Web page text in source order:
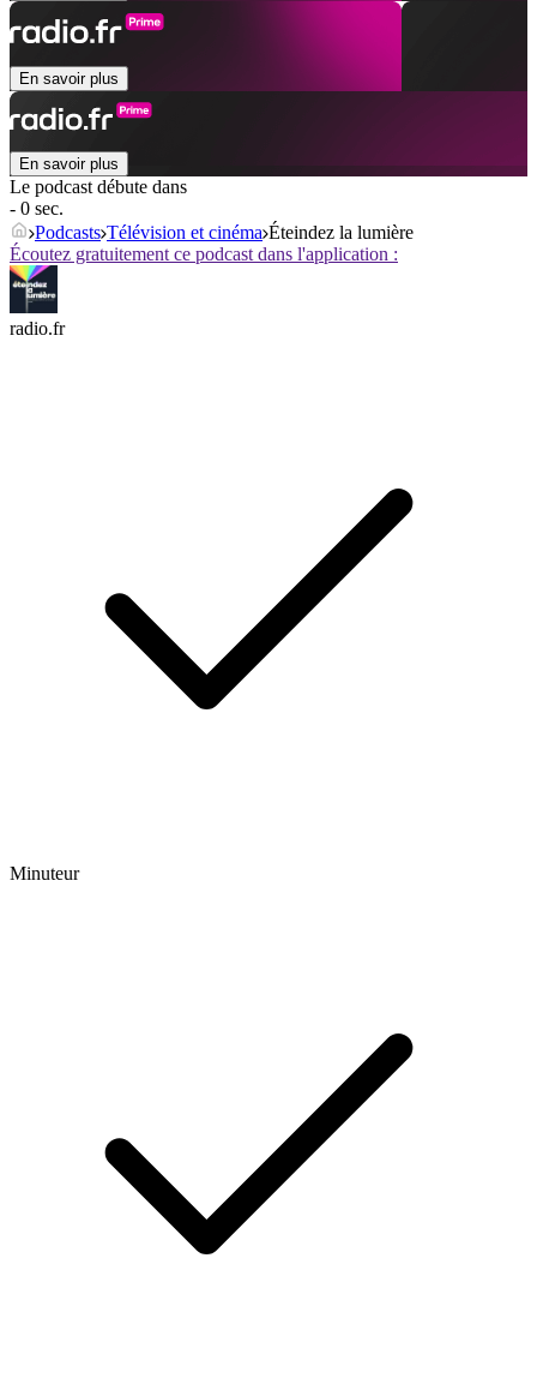
En savoir plus
En savoir plus
Le podcast débute dans
- 0 sec.
Podcasts Télévision et cinéma Éteindez la lumière
Écoutez gratuitement ce podcast dans l'application :
radio.fr
Minuteur